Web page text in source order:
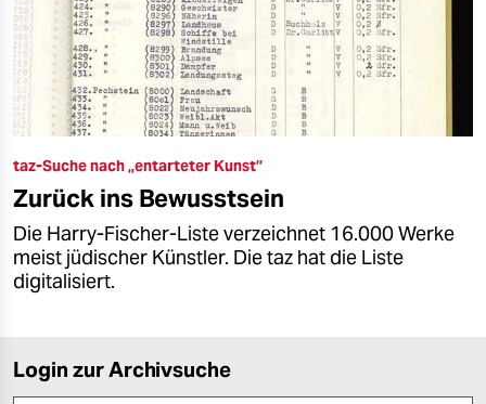
taz-Suche nach „entarteter Kunst”
Zurück ins Bewusstsein
Die Harry-Fischer-Liste verzeichnet 16.000 Werke
meist jüdischer Künstler. Die taz hat die Liste
digitalisiert.
Login zur Archivsuche